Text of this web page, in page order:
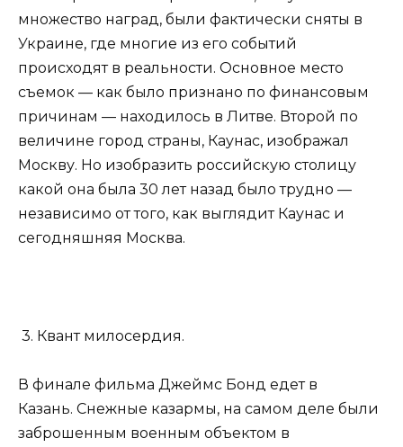
множество наград, были фактически сняты в
Украине, где многие из его событий
происходят в реальности. Основное место
съемок — как было признано по финансовым
причинам — находилось в Литве. Второй по
величине город страны, Каунас, изображал
Москву. Но изобразить российскую столицу
какой она была 30 лет назад было трудно —
независимо от того, как выглядит Каунас и
сегодняшняя Москва.
3. Квант милосердия.
В финале фильма Джеймс Бонд едет в
Казань. Снежные казармы, на самом деле были
заброшенным военным объектом в